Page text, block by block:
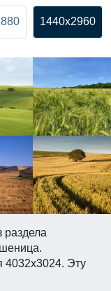
раздела
4032x3024. Эту
1440x2960